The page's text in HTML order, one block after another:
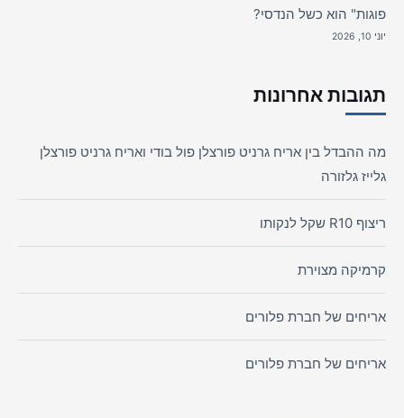
פוגות" הוא כשל הנדסי?
יוני 10, 2026
תגובות אחרונות
מה ההבדל בין אריח גרניט פורצלן פול בודי ואריח גרניט פורצלן
גלייז גלזורה
ריצוף R10 שקל לנקותו
קרמיקה מצוירת
אריחים של חברת פלורים
אריחים של חברת פלורים